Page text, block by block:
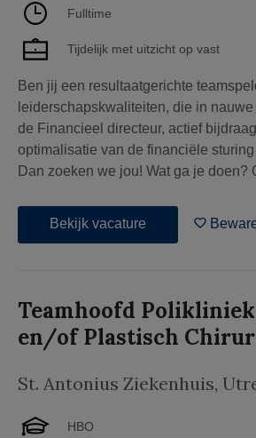
Fulltime
Tijdelijk met uitzicht op vast
Ben jij een resultaatgerichte
leiderschapskwaliteiten, die in
de Financieel directeur, actief
optimalisatie van de financiële
Dan zoeken we jou! Wat ga je doen?
Bekijk vacature
Teamhoofd
en/of Plastisch
St. Antonius Ziekenhuis,
HBO